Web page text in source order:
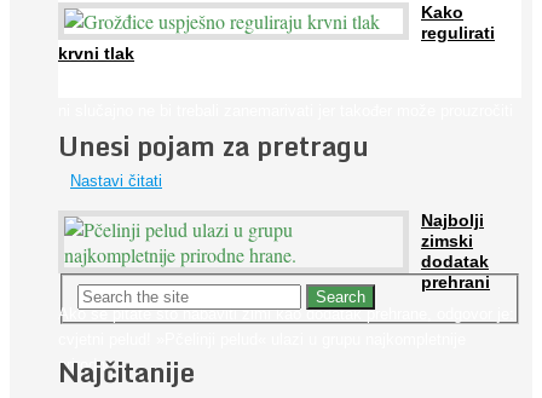
Kako
regulirati
krvni tlak
...
Nastavi čitati
Najbolji
zimski
dodatak
prehrani
Ako se pitate što nabaviti zimi kao dodatak prehrane, odgovor je:
prirodne ...
Unesi pojam za pretragu
Najčitanije